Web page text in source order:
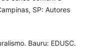
SP: Autores
Bauru: EDUSC.